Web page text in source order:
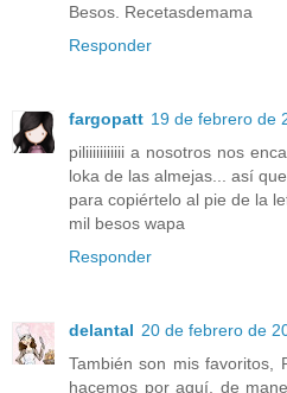
Besos. Recetasdemama
Responder
fargopatt 19 de febrero de
piliiiiiiiiiii a nosotros nos
loka de las almejas... así
para copiértelo al pie de la
mil besos wapa
Responder
delantal 20 de febrero de
También son mis favoritos,
hacemos por aquí, de